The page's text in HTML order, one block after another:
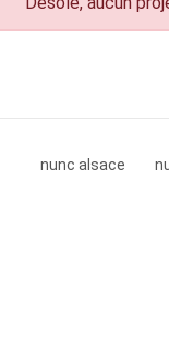
nunc alsace